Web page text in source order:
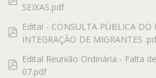
SEIXAS.pdf
pdf
Edital - CONSULTA PÚBLICA
INTEGRAÇÃO DE MIGRANTES
pdf
Edital Reunião Ordinária - Falta
07.pdf